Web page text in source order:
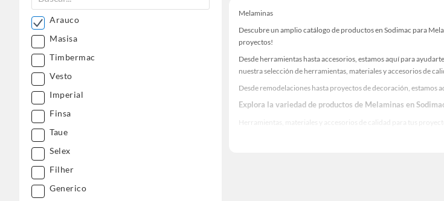
Arauco
Masisa
Timbermac
Vesto
Imperial
Finsa
Taue
Selex
Filher
Generico
Melaminas
Descubre un amplio catálogo de productos en Sodimac para
proyectos!
Desde herramientas hasta accesorios, estamos aquí para
nuestra selección de herramientas, materiales y accesorios de
Desde remodelaciones hasta proyectos de decoración, estamos
Explora la variedad de productos de Melaminas en
Herramientas, materiales y accesorios de calidad para tus
Encuentra una amplia variedad de productos de Melaminas en